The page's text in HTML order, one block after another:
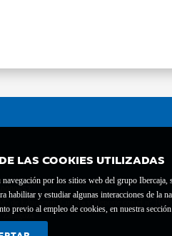
LAS COOKIES UTILIZADAS
por los sitios web del grupo
habilitar y estudiar algunas interacciones de la
previo al empleo de cookies, en nuestra
de Educación, Cultura y Deporte con el nº 1689.